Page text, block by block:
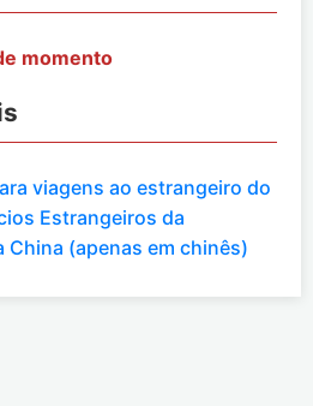
momento
viagens ao estrangeiro do
Estrangeiros da
China (apenas em chinês)